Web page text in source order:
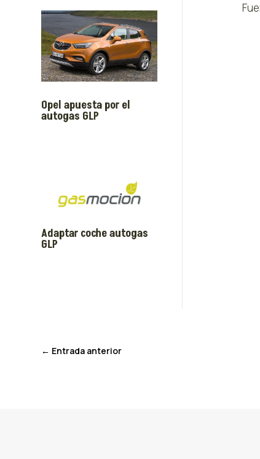
Opel apuesta por el
autogas GLP
Adaptar coche autogas
GLP
← Entrada anterior